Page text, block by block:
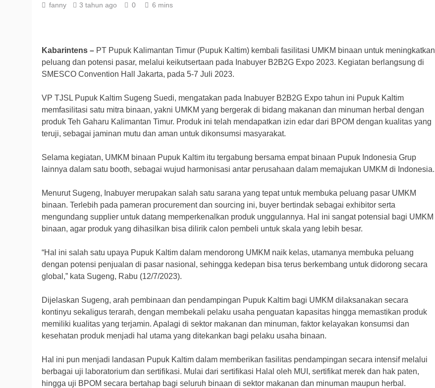
fanny 3 tahun ago 0 6 mins
Kabarintens – PT Pupuk Kalimantan Timur (Pupuk Kaltim) kembali fasilitasi UMKM binaan untuk meningkatkan
peluang dan potensi pasar, melalui keikutsertaan pada Inabuyer B2B2G Expo 2023. Kegiatan berlangsung di
SMESCO Convention Hall Jakarta, pada 5-7 Juli 2023.
VP TJSL Pupuk Kaltim Sugeng Suedi, mengatakan pada Inabuyer B2B2G Expo tahun ini Pupuk Kaltim
memfasilitasi satu mitra binaan, yakni UMKM yang bergerak di bidang makanan dan minuman herbal dengan
produk Teh Gaharu Kalimantan Timur. Produk ini telah mendapatkan izin edar dari BPOM dengan kualitas yang
teruji, sebagai jaminan mutu dan aman untuk dikonsumsi masyarakat.
Selama kegiatan, UMKM binaan Pupuk Kaltim itu tergabung bersama empat binaan Pupuk Indonesia Grup
lainnya dalam satu booth, sebagai wujud harmonisasi antar perusahaan dalam memajukan UMKM di Indonesia.
Menurut Sugeng, Inabuyer merupakan salah satu sarana yang tepat untuk membuka peluang pasar UMKM
binaan. Terlebih pada pameran procurement dan sourcing ini, buyer bertindak sebagai exhibitor serta
mengundang supplier untuk datang memperkenalkan produk unggulannya. Hal ini sangat potensial bagi UMKM
binaan, agar produk yang dihasilkan bisa dilirik calon pembeli untuk skala yang lebih besar.
“Hal ini salah satu upaya Pupuk Kaltim dalam mendorong UMKM naik kelas, utamanya membuka peluang
dengan potensi penjualan di pasar nasional, sehingga kedepan bisa terus berkembang untuk didorong secara
global,” kata Sugeng, Rabu (12/7/2023).
Dijelaskan Sugeng, arah pembinaan dan pendampingan Pupuk Kaltim bagi UMKM dilaksanakan secara
kontinyu sekaligus terarah, dengan membekali pelaku usaha penguatan kapasitas hingga memastikan produk
memiliki kualitas yang terjamin. Apalagi di sektor makanan dan minuman, faktor kelayakan konsumsi dan
kesehatan produk menjadi hal utama yang ditekankan bagi pelaku usaha binaan.
Hal ini pun menjadi landasan Pupuk Kaltim dalam memberikan fasilitas pendampingan secara intensif melalui
berbagai uji laboratorium dan sertifikasi. Mulai dari sertifikasi Halal oleh MUI, sertifikat merek dan hak paten,
hingga uji BPOM secara bertahap bagi seluruh binaan di sektor makanan dan minuman maupun herbal.